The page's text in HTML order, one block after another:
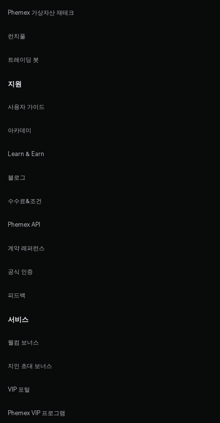
Phemex 가상자산 재테크
런치풀
트레이딩 봇
지원
사용자 가이드
아카데미
Learn & Earn
블로그
수수료&조건
Phemex API
계약 레퍼런스
공식 인증
피드백
서비스
웰컴 보너스
지인 초대 보너스
VIP 포털
Phemex VIP 프로그램